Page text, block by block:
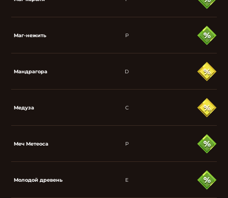
Маг-нежить P
Мандрагора D
Медуза C
Меч Метеоса P
Молодой древень E